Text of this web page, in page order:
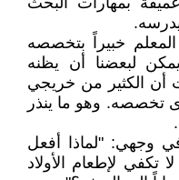
خبيراً بتخصصه
لبعضنا أن يظنه
أن الكثير من خريجي
تخصصه. وهو ما ينذر
وجهي: "لماذا أفعل
3000 شيكل لا تكفي لإطعام الأولاد